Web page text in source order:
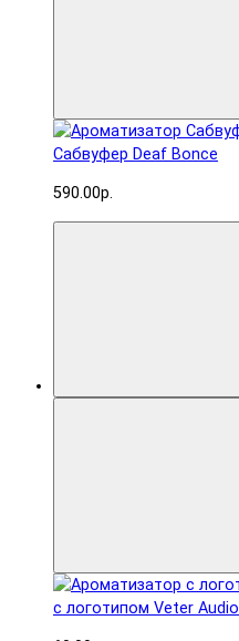
Сабвуфер Deaf Bonce
590.00р.
с логотипом Veter Audio